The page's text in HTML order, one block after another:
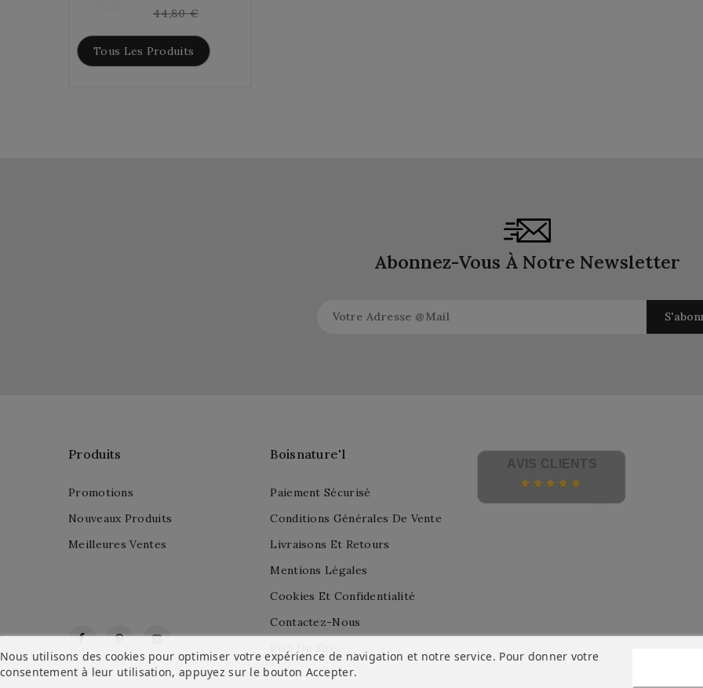
price
44,80 €
Tous Les Produits
Abonnez-Vous À Notre Newsletter
FacebookPinterestInstagram
Produits
Promotions
Nouveaux Produits
Meilleures Ventes
Boisnature'l
Paiement Sécurisé
Conditions Générales De Vente
Livraisons Et Retours
Mentions Légales
Cookies Et Confidentialité
Contactez-Nous
Nous utilisons des cookies pour optimiser votre expérience de navigation et notre service. Pour donner votre
consentement à leur utilisation, appuyez sur le bouton Accepter.
AVIS CLIENTS